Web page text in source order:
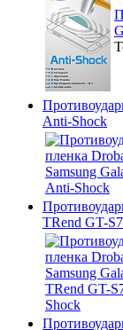
Anti-Shock
TRend GT-